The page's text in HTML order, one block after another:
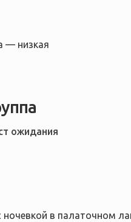
— низкая
ожидания
в палаточном